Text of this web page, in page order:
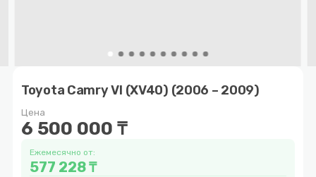
Toyota Camry VI (XV40) (2006 – 2009)
Цена
6 500 000 ₸
Ежемесячно от:
577 228 ₸